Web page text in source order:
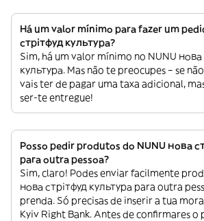
Há um valor mínimo para fazer um
стрітфуд культура?
Sim, há um valor mínimo no NUNU нова
культура. Mas não te preocupes – se
vais ter de pagar uma taxa adicional,
ser-te entregue!
Posso pedir produtos do NUNU нова
para outra pessoa?
Sim, claro! Podes enviar facilmente
нова стрітфуд культура para outra
prenda. Só precisas de inserir a tua
Kyiv Right Bank. Antes de confirmares